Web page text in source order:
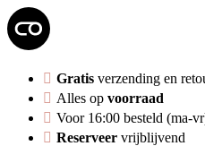
Gratis verzending en
Alles op voorraad
Voor 16:00 besteld (ma-
Reserveer vrijblijvend